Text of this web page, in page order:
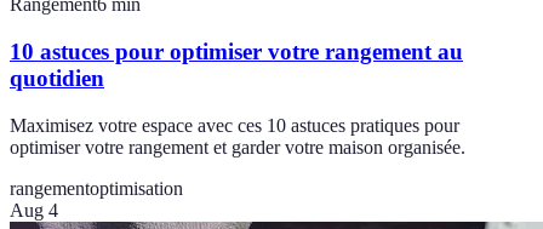
Rangement6 min
10 astuces pour optimiser votre rangement au
quotidien
Maximisez votre espace avec ces 10 astuces pratiques pour
optimiser votre rangement et garder votre maison organisée.
rangementoptimisation
Aug 4